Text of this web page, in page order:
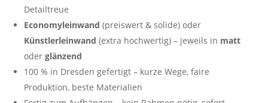
Detailtreue
Economyleinwand (preiswert & solide) oder
Künstlerleinwand (extra hochwertig) – jeweils in matt
oderglänzend
100 % in Dresden gefertigt – kurze Wege, faire
Produktion, beste Materialien